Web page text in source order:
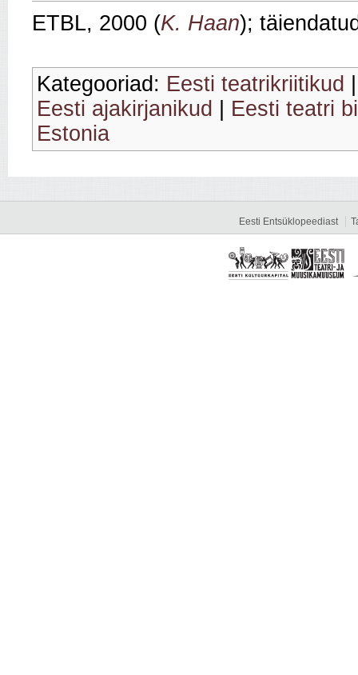
ETBL, 2000 (K. Haan);
Kategooriad: Eesti teatrikriitikud
Eesti ajakirjanikud
Eesti teatri
Estonia
Eesti Entsüklopeediast